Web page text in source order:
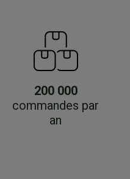
200 000
commandes par
an